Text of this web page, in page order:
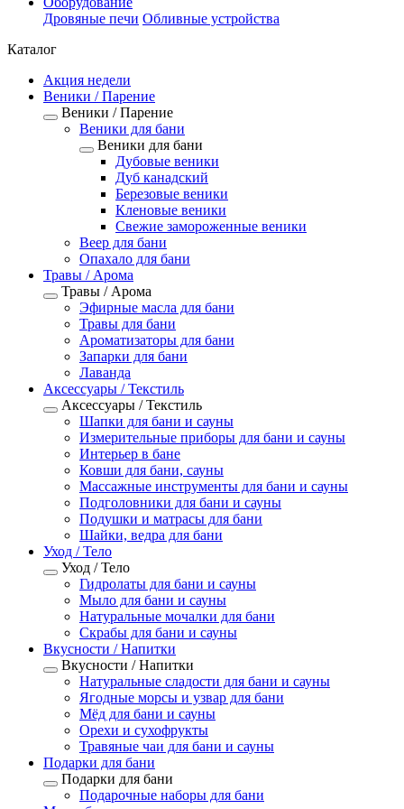
Дровяные печи Обливные устройства
Каталог
Акция недели
Веники / Парение
Веники / Парение
Веники для бани
Веники для бани
Дубовые веники
Дуб канадский
Березовые веники
Кленовые веники
Свежие замороженные веники
Веер для бани
Опахало для бани
Травы / Арома
Травы / Арома
Эфирные масла для бани
Травы для бани
Ароматизаторы для бани
Запарки для бани
Лаванда
Аксессуары / Текстиль
Аксессуары / Текстиль
Шапки для бани и сауны
Измерительные приборы для бани и сауны
Интерьер в бане
Ковши для бани, сауны
Массажные инструменты для бани и сауны
Подголовники для бани и сауны
Подушки и матрасы для бани
Шайки, ведра для бани
Уход / Тело
Уход / Тело
Гидролаты для бани и сауны
Мыло для бани и сауны
Натуральные мочалки для бани
Скрабы для бани и сауны
Вкусности / Напитки
Вкусности / Напитки
Натуральные сладости для бани и сауны
Ягодные морсы и узвар для бани
Мёд для бани и сауны
Орехи и сухофрукты
Травяные чаи для бани и сауны
Подарки для бани
Подарки для бани
Подарочные наборы для бани